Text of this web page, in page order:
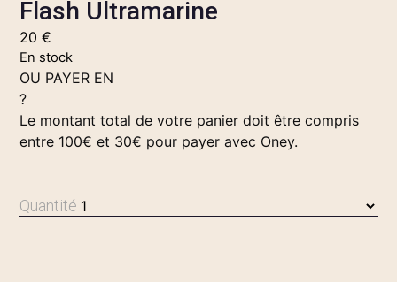
Flash Ultramarine
20€
En stock
OU PAYER EN
?
Le montant total de votre panier doit être compris
entre 100€ et 30€ pour payer avec Oney.
Quantité